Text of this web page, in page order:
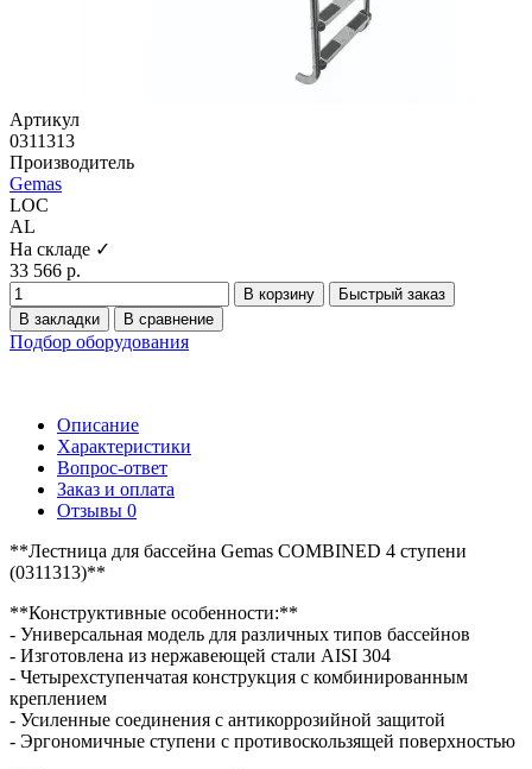
Артикул
0311313
Производитель
Gemas
LOC
AL
На складе ✓
33 566 р.
В корзину
Быстрый заказ
В закладки
В сравнение
Подбор оборудования
Описание
Характеристики
Вопрос-ответ
Заказ и оплата
Отзывы 0
**Лестница для бассейна Gemas COMBINED 4 ступени
(0311313)**
**Конструктивные особенности:**
- Универсальная модель для различных типов бассейнов
- Изготовлена из нержавеющей стали AISI 304
- Четырехступенчатая конструкция с комбинированным
креплением
- Усиленные соединения с антикоррозийной защитой
- Эргономичные ступени с противоскользящей поверхностью